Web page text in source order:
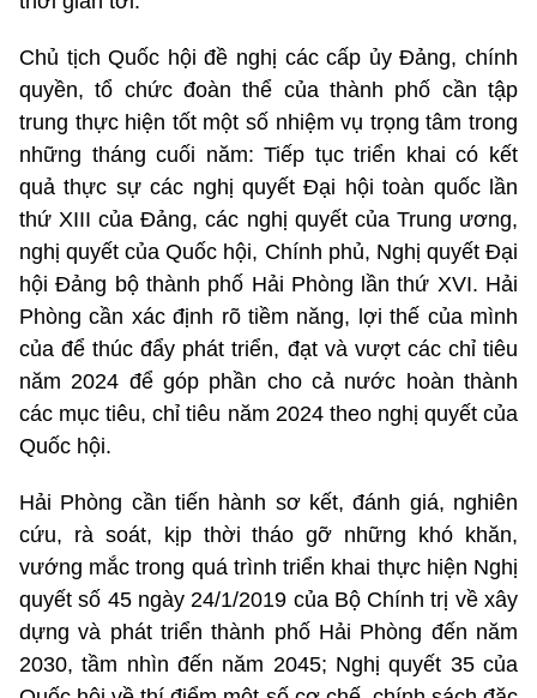
Chủ tịch Quốc hội đề nghị các cấp ủy Đảng, chính
quyền, tổ chức đoàn thể của thành phố cần tập
trung thực hiện tốt một số nhiệm vụ trọng tâm trong
những tháng cuối năm: Tiếp tục triển khai có kết
quả thực sự các nghị quyết Đại hội toàn quốc lần
thứ XIII của Đảng, các nghị quyết của Trung ương,
nghị quyết của Quốc hội, Chính phủ, Nghị quyết Đại
hội Đảng bộ thành phố Hải Phòng lần thứ XVI. Hải
Phòng cần xác định rõ tiềm năng, lợi thế của mình
của để thúc đẩy phát triển, đạt và vượt các chỉ tiêu
năm 2024 để góp phần cho cả nước hoàn thành
các mục tiêu, chỉ tiêu năm 2024 theo nghị quyết của
Quốc hội.
Hải Phòng cần tiến hành sơ kết, đánh giá, nghiên
cứu, rà soát, kịp thời tháo gỡ những khó khăn,
vướng mắc trong quá trình triển khai thực hiện Nghị
quyết số 45 ngày 24/1/2019 của Bộ Chính trị về xây
dựng và phát triển thành phố Hải Phòng đến năm
2030, tầm nhìn đến năm 2045; Nghị quyết 35 của